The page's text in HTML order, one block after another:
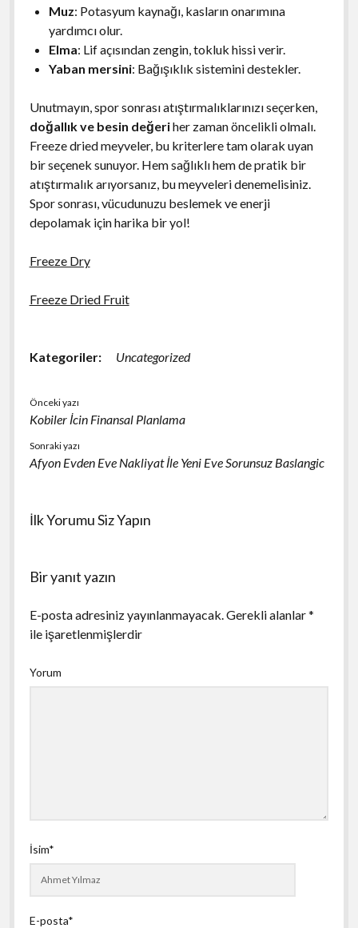
Muz: Potasyum kaynağı, kasların onarımına
yardımcı olur.
Elma: Lif açısından zengin, tokluk hissi verir.
Yaban mersini: Bağışıklık sistemini destekler.
Unutmayın, spor sonrası atıştırmalıklarınızı seçerken,
doğallık ve besin değeriher zaman öncelikli olmalı.
Freeze dried meyveler, bu kriterlere tam olarak uyan
bir seçenek sunuyor. Hem sağlıklı hem de pratik bir
atıştırmalık arıyorsanız, bu meyveleri denemelisiniz.
Spor sonrası, vücudunuzu beslemek ve enerji
depolamak için harika bir yol!
Freeze Dry
Freeze Dried Fruit
Kategoriler: Uncategorized
Önceki yazı
Kobiler İcin Finansal Planlama
Sonraki yazı
Afyon Evden Eve Nakliyat İle Yeni Eve Sorunsuz Baslangic
İlk Yorumu Siz Yapın
Bir yanıt yazın
E-posta adresiniz yayınlanmayacak.Gerekli alanlar*
ile işaretlenmişlerdir
Yorum
İsim*
E-posta*